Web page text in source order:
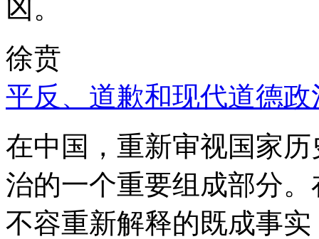
凶。
徐贲
平反、道歉和现代道德政
在中国，重新审视国家
治的一个重要组成部分
不容重新解释的既成事